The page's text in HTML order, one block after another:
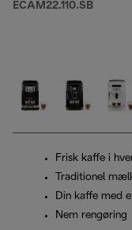
ECAM22.110.SB
Frisk kaffe i
Traditionel
Din kaffe med
Nem rengøring